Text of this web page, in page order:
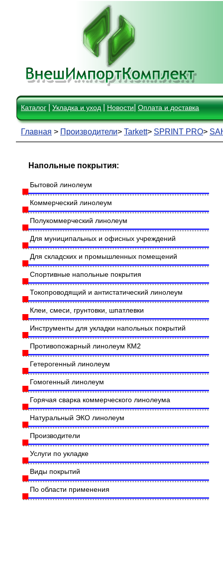
Каталог Укладка и уход Новости Оплата и доставка
Главная > Производители> Tarkett> SPRINT PRO>
Напольные покрытия:
Бытовой линолеум
Коммерческий линолеум
Полукоммерческий линолеум
Для муниципальных и офисных учреждений
Для складских и промышленных помещений
Спортивные напольные покрытия
Токопроводящий и антистатический линолеум
Клеи, смеси, грунтовки, шпатлевки
Инструменты для укладки напольных покрытий
Противопожарный линолеум КМ2
Гетерогенный линолеум
Гомогенный линолеум
Горячая сварка коммерческого линолеума
Натуральный ЭКО линолеум
Производители
Услуги по укладке
Виды покрытий
По области применения